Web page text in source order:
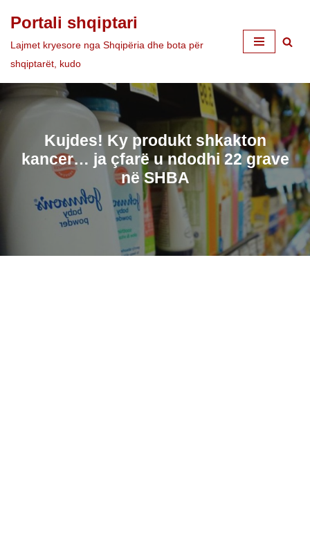
Skip
to
Portali shqiptari
Lajmet kryesore nga Shqipëria dhe bota për
shqiptarët, kudo
Kujdes! Ky produkt shkakton
kancer… ja çfarë u ndodhi 22 grave
në SHBA